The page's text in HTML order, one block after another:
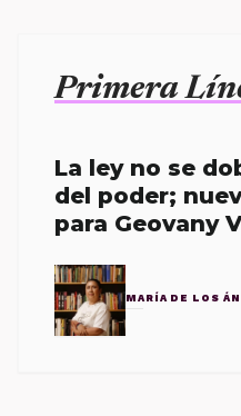
Primera
La ley no se
del poder;
para Geovany
MARÍA DE LOS